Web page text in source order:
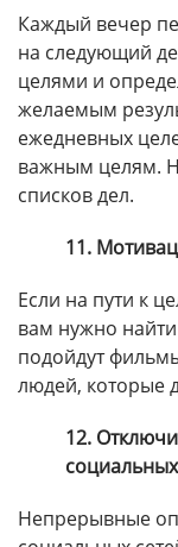
Каждый вечер
на следующий
целями и
желаемым
ежедневных
важным целям.
списков дел.
11.
Если на пути к
вам нужно
подойдут
людей, которые
12.
Непрерывные